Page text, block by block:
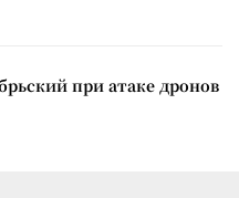
при атаке дронов